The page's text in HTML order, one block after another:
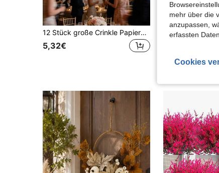
12 Stück große Crinkle Papierblumen Wanddekoration, 3D künstliche Blumen Hintergrundset geeignet für Kinderzimmer, Hochzeit, Geburtstagsparty Dekoration (20 cm)
5,32€
mehr über die
anzupassen,
erfassten
Cookies